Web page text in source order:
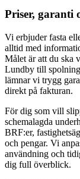
Priser, garanti
Vi erbjuder fasta
alltid med
Målet är att du ska
Lundby till
lämnar vi trygg
direkt på fakturan.
För dig som vill
schemalagda
BRF:er,
och pengar. Vi
användning och
dig full överblick.